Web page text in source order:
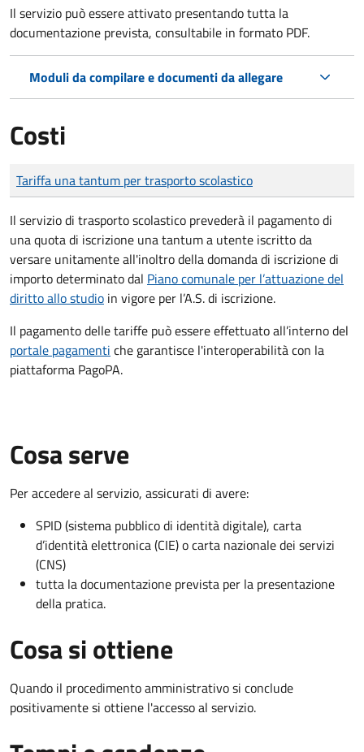
Il servizio può essere attivato presentando tutta la
documentazione prevista, consultabile in formato PDF.
Moduli da compilare e documenti da allegare
Costi
Tipo di pagamento
Importo
Tariffa una tantum per trasporto scolastico
Il servizio di trasporto scolastico prevederà il pagamento di
una quota di iscrizione una tantum a utente iscritto da
versare unitamente all'inoltro della domanda di iscrizione di
importo determinato dal Piano comunale per l’attuazione del
diritto allo studio in vigore per l’A.S. di iscrizione.
Il pagamento delle tariffe può essere effettuato all’interno del
portale pagamenti che garantisce l'interoperabilità con la
piattaforma PagoPA.
Cosa serve
Per accedere al servizio, assicurati di avere:
SPID (sistema pubblico di identità digitale), carta
d’identità elettronica (CIE) o carta nazionale dei servizi
(CNS)
tutta la documentazione prevista per la presentazione
della pratica.
Cosa si ottiene
Quando il procedimento amministrativo si conclude
positivamente si ottiene l'accesso al servizio.